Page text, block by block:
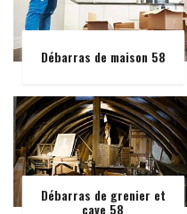
Débarras de maison 58
Débarras de grenier et
cave 58